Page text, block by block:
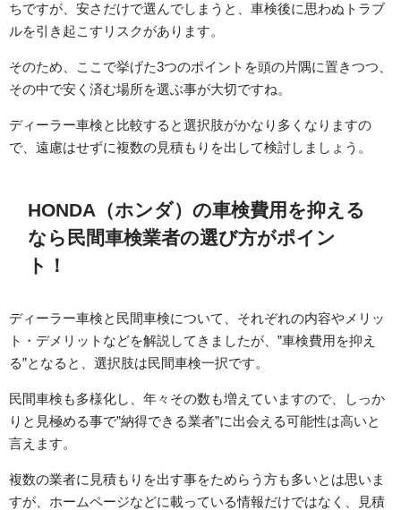
ちですが、安さだけで選んでしまうと、車検後に思わぬトラブ
ルを引き起こすリスクがあります。
そのため、ここで挙げた3つのポイントを頭の片隅に置きつつ、
その中で安く済む場所を選ぶ事が大切ですね。
ディーラー車検と比較すると選択肢がかなり多くなりますの
で、遠慮はせずに複数の見積もりを出して検討しましょう。
HONDA（ホンダ）の車検費用を抑える
なら民間車検業者の選び方がポイン
ト！
ディーラー車検と民間車検について、それぞれの内容やメリッ
ト・デメリットなどを解説してきましたが、”車検費用を抑え
る”となると、選択肢は民間車検一択です。
民間車検も多様化し、年々その数も増えていますので、しっか
りと見極める事で”納得できる業者”に出会える可能性は高いと
言えます。
複数の業者に見積もりを出す事をためらう方も多いとは思いま
すが、ホームページなどに載っている情報だけではなく、見積